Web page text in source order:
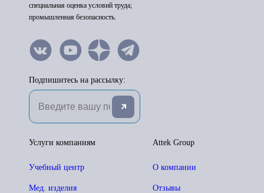
специальная оценка условий труда;
промышленная безопасность.
Подпишитесь на рассылку:
Attek Group
О компании
Отзывы
Услуги компаниям
Учебный центр
Мед. изделия